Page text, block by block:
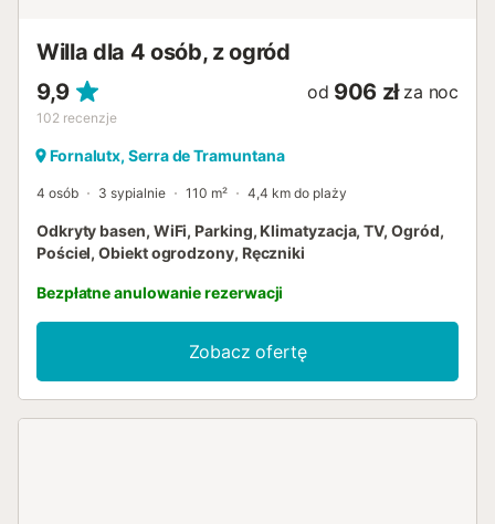
Willa dla 4 osób, z ogród
9,9
102 recenzje
od 906 zł za noc
Fornalutx, Serra de Tramuntana
4 osób 3 sypialnie 110 m² 4,4 km do plaży
Odkryty basen, WiFi, Parking, Klimatyzacja, TV, Ogród,
Pościel, Obiekt ogrodzony, Ręczniki
Bezpłatne anulowanie rezerwacji
Zobacz ofertę